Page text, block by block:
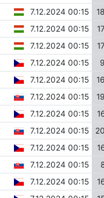
7.12.2024 00:15
7.12.2024 00:15
7.12.2024 00:15
7.12.2024 00:15
7.12.2024 00:15
7.12.2024 00:15
7.12.2024 00:15
7.12.2024 00:15
7.12.2024 00:15
7.12.2024 00:15
7.12.2024 00:15